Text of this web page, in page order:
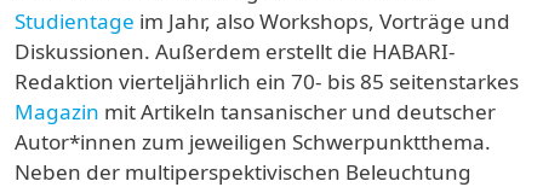
Studientage im Jahr, also Workshops, Vorträge und
Diskussionen. Außerdem erstellt die HABARI-
Redaktion vierteljährlich ein 70- bis 85 seitenstarkes
Magazin mit Artikeln tansanischer und deutscher
Autor*innen zum jeweiligen Schwerpunktthema.
Neben der multiperspektivischen Beleuchtung